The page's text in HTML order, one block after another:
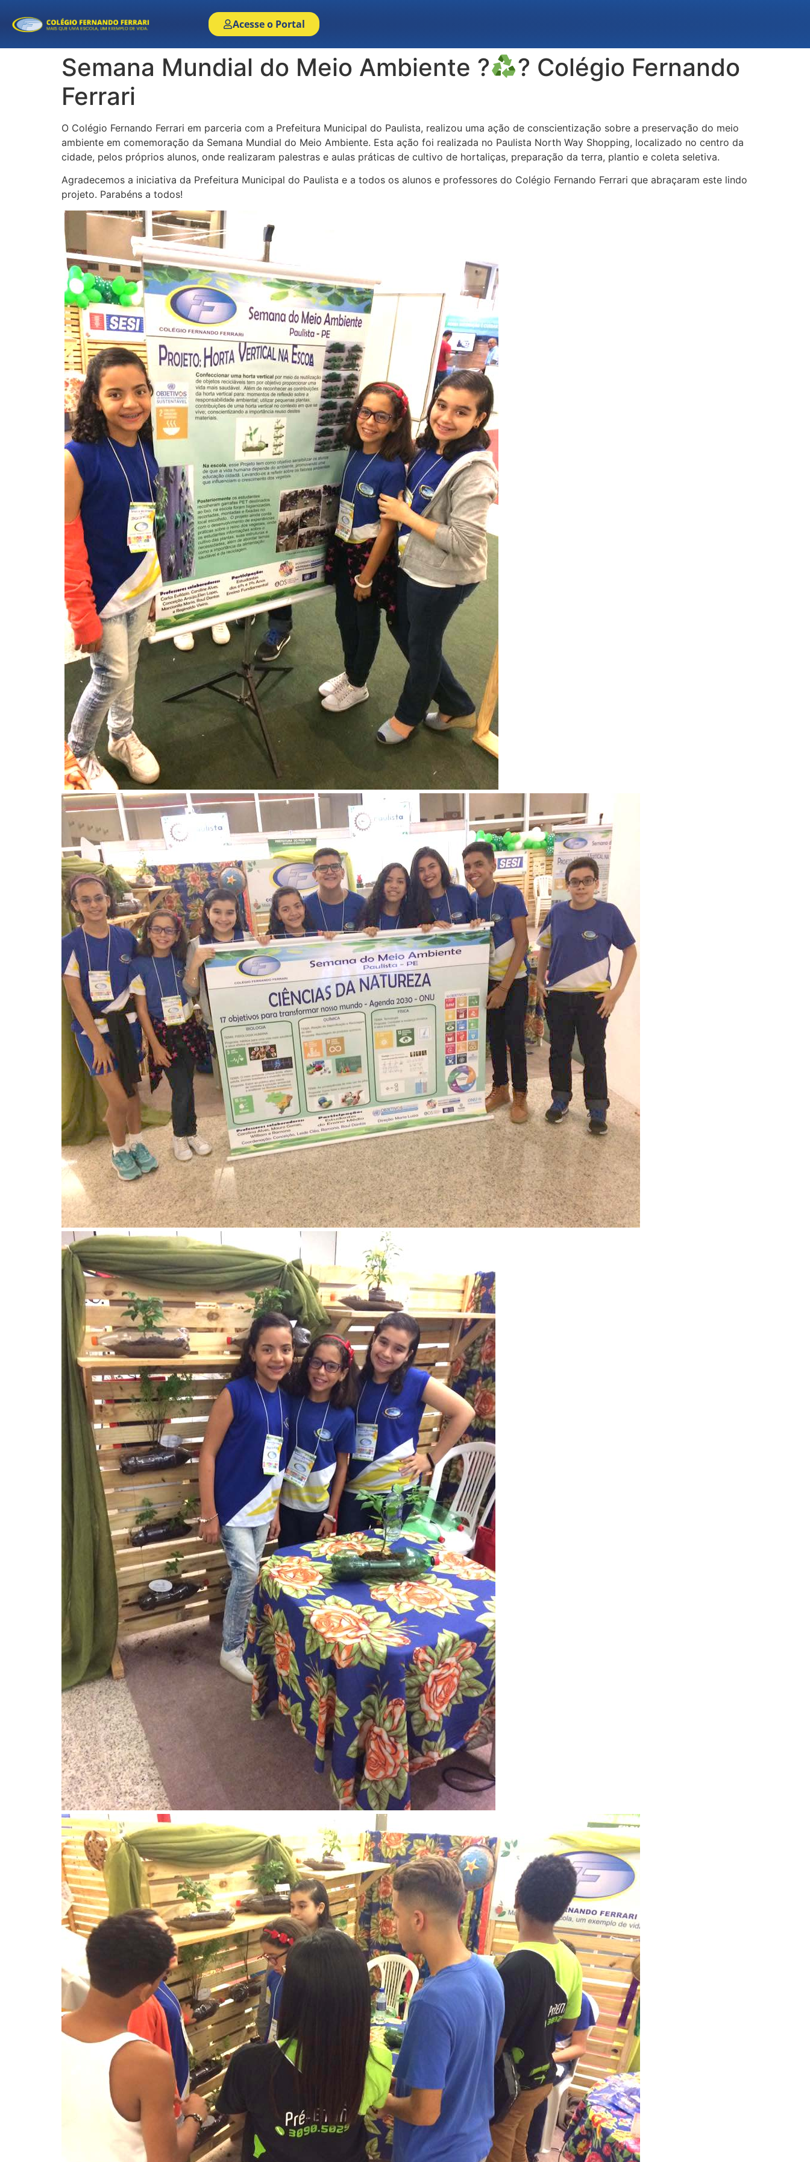
Acesse o Portal
Semana Mundial do Meio Ambiente ?
? Colégio Fernando
Ferrari
O Colégio Fernando Ferrari em parceria com a Prefeitura Municipal do Paulista, realizou uma ação de conscientização sobre a preservação do meio
ambiente em comemoração da Semana Mundial do Meio Ambiente. Esta ação foi realizada no Paulista North Way Shopping, localizado no centro da
cidade, pelos próprios alunos, onde realizaram palestras e aulas práticas de cultivo de hortaliças, preparação da terra, plantio e coleta seletiva.
Agradecemos a iniciativa da Prefeitura Municipal do Paulista e a todos os alunos e professores do Colégio Fernando Ferrari que abraçaram este lindo
projeto. Parabéns a todos!